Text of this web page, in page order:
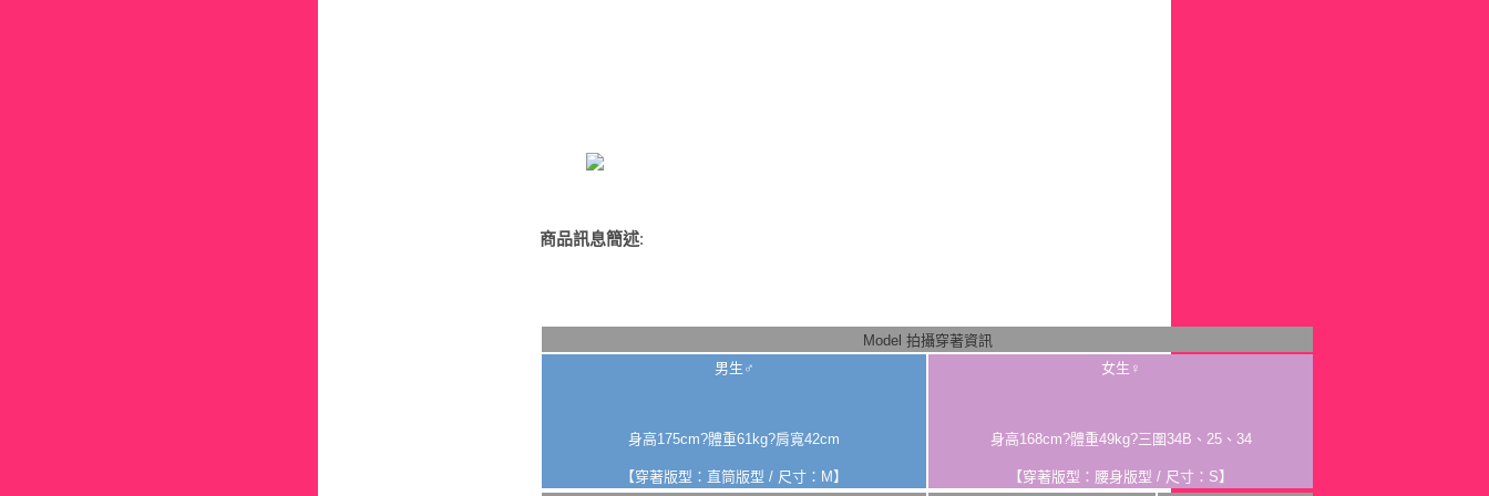
商品訊息簡述:
Model 拍攝穿著資訊
男生♂
身高175cm?體重61kg?肩寬42cm
【穿著版型：直筒版型 / 尺寸：M】
女生♀
身高168cm?體重49kg?三圍34B、25、34
【穿著版型：腰身版型 / 尺寸：S】